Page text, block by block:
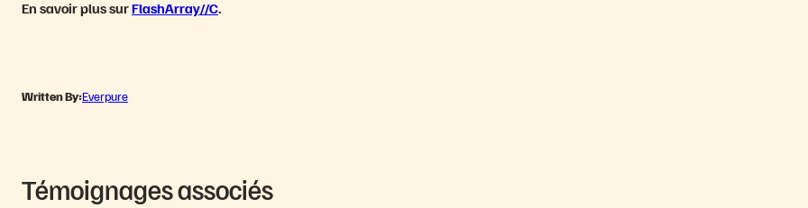
En savoir plus surFlashArray//C.
Written By:Everpure
Témoignages associés